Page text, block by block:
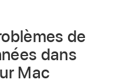
de
dans
Mac